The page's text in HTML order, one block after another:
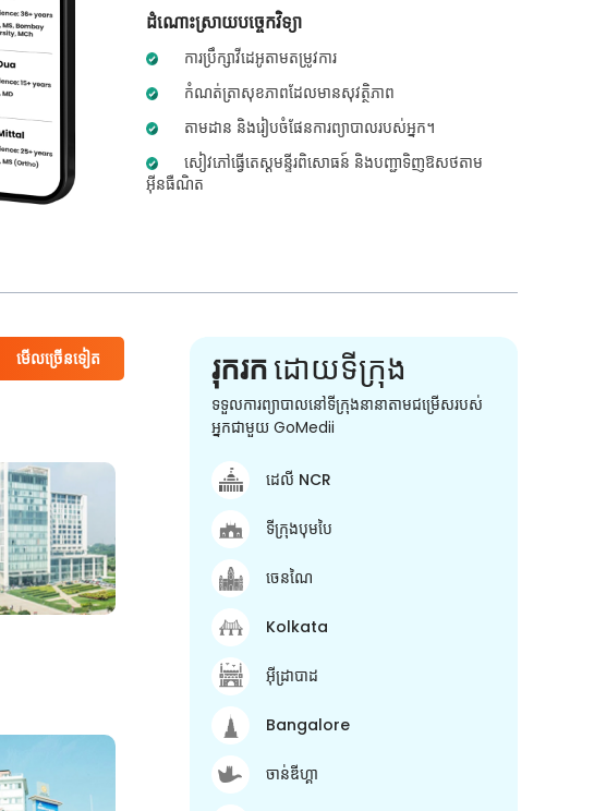
ដំណោះស្រាយបច្ចេកវិទ្យា
ការប្រឹក្សាវីដេអូតាមតម្រូវការ
កំណត់ត្រាសុខភាពដែលមានសុវត្ថិភាព
តាមដាន និងរៀបចំផែនការព្យាបាលរបស់អ្នក។
សៀវភៅធ្វើតេស្តមន្ទីរពិសោធន៍ និងបញ្ជាទិញឱសថតាម
អ៊ីនធឺណិត
មើល​ច្រើន​ទៀត រុករកដោយទីក្រុង
ទទួលការព្យាបាលនៅទីក្រុងនានាតាមជម្រើសរបស់
អ្នកជាមួយ GoMedii
ដេលី NCR
ទីក្រុងបុមបៃ
ចេនណៃ
Kolkata
អ៊ីដ្រាបាដ
Bangalore
ចាន់ឌីហ្គា